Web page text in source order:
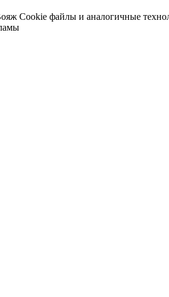
Cookie файлы и аналогичные